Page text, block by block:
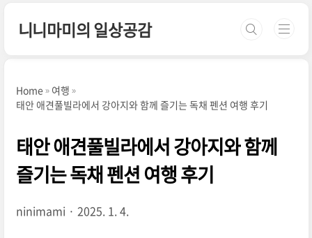
니니마미의 일상공감
Home
여행
태안 애견풀빌라에서 강아지와 함께 즐기는 독채 펜션 여행 후기
태안 애견풀빌라에서 강아지와 함께
즐기는 독채 펜션 여행 후기
ninimami 2025. 1. 4.